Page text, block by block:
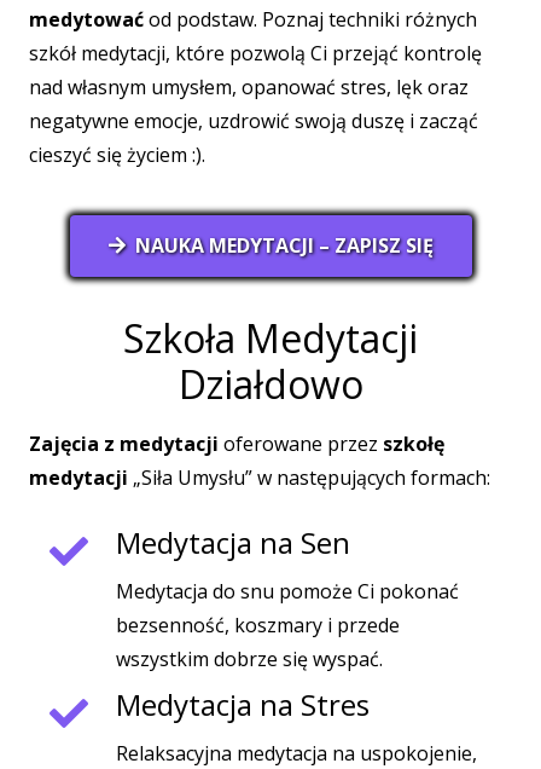
medytowaćod podstaw. Poznaj techniki różnych
szkół medytacji, które pozwolą Ci przejąć kontrolę
nad własnym umysłem, opanować stres, lęk oraz
negatywne emocje, uzdrowić swoją duszę i zacząć
cieszyć się życiem :).
NAUKA MEDYTACJI – ZAPISZ SIĘ
Szkoła Medytacji
Działdowo
Zajęcia z medytacji oferowane przez szkołę
medytacji „Siła Umysłu” w następujących formach:
Medytacja na Sen
Medytacja do snu pomoże Ci pokonać
bezsenność, koszmary i przede
wszystkim dobrze się wyspać.
Medytacja na Stres
Relaksacyjna medytacja na uspokojenie,